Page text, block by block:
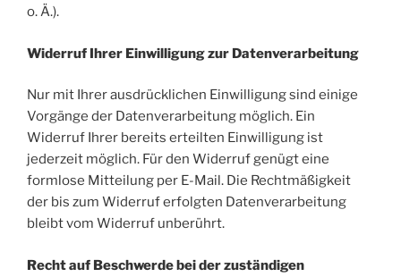
o. Ä.).
Widerruf Ihrer Einwilligung zur Datenverarbeitung
Nur mit Ihrer ausdrücklichen Einwilligung sind einige
Vorgänge der Datenverarbeitung möglich. Ein
Widerruf Ihrer bereits erteilten Einwilligung ist
jederzeit möglich. Für den Widerruf genügt eine
formlose Mitteilung per E-Mail. Die Rechtmäßigkeit
der bis zum Widerruf erfolgten Datenverarbeitung
bleibt vom Widerruf unberührt.
Recht auf Beschwerde bei der zuständigen